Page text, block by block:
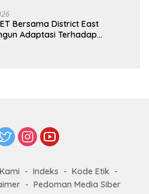
Bersama District East
Adaptasi Terhadap
Indeks
Kode Etik
Pedoman Media Siber